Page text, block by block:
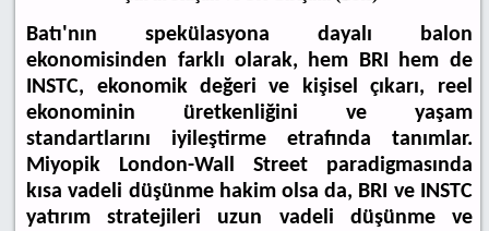
Batı'nın spekülasyona dayalı balon
ekonomisinden farklı olarak, hem BRI hem de
INSTC, ekonomik değeri ve kişisel çıkarı, reel
ekonominin üretkenliğini ve yaşam
standartlarını iyileştirme etrafında tanımlar.
Miyopik London-Wall Street paradigmasında
kısa vadeli düşünme hakim olsa da, BRI ve INSTC
yatırım stratejileri uzun vadeli düşünme ve